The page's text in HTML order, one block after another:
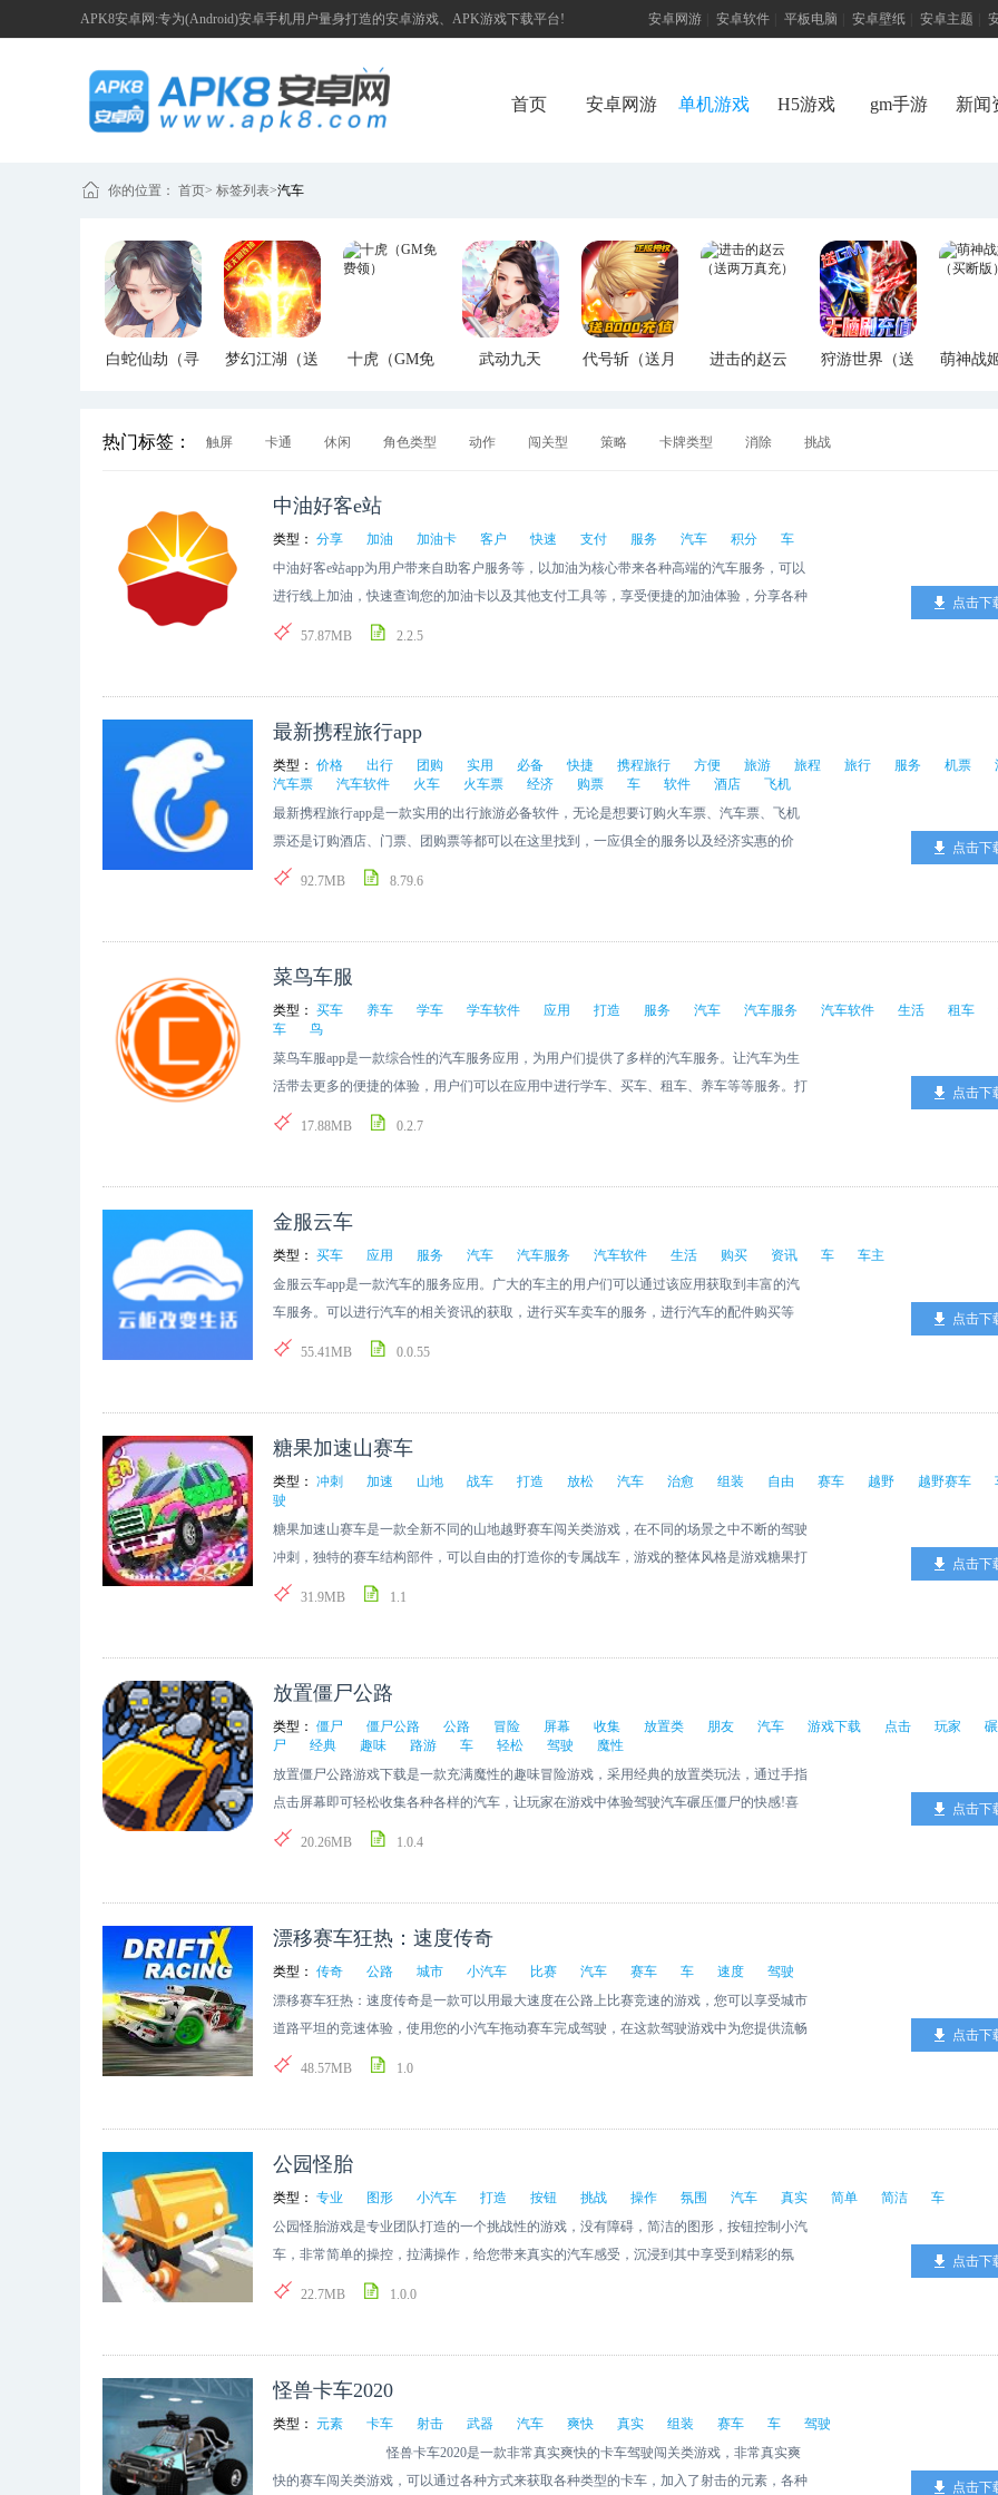
APK8安卓网:专为(Android)安卓手机用户量身打造的安卓游戏、APK游戏下载平台! 安卓网游 安卓软件 平板电脑 安卓壁纸 安卓主题
首页 安卓网游 单机游戏 H5游戏 gm手游 新闻
你的位置： 首页> 标签列表>汽车
白蛇仙劫（寻
梦幻江湖（送
十虎（GM免
武动九天
代号斩（送月
进击的赵云
狩游世界（送
萌神战
热门标签： 触屏 卡通 休闲 角色类型 动作 闯关型 策略 卡牌类型 消除 挑战
中油好客e站
类型： 分享 加油 加油卡 客户 快速 支付 服务 汽车 积分
车
中油好客e站app为用户带来自助客户服务等，以加油为核心带来各种高端的汽车服务，可以
进行线上加油，快速查询您的加油卡以及其他支付工具等，享受便捷的加油体验，分享各种
积分兑换高端服务，提升加油技巧。
57.87MB 2.2.5
点击下
最新携程旅行app
类型： 价格 出行 团购 实用 必备 快捷 携程旅行 方便 旅游 旅程 旅行 服务 机票
汽车票
汽车软件 火车 火车票 经济 购票 车 软件 酒店
飞机
最新携程旅行app是一款实用的出行旅游必备软件，无论是想要订购火车票、汽车票、飞机
票还是订购酒店、门票、团购票等都可以在这里找到，一应俱全的服务以及经济实惠的价
格，为您带来一站式服务，在携程旅行来一场说走就走的旅程吧，使用写成旅行快捷出行方
92.7MB 8.79.6
点击下
菜鸟车服
类型： 买车 养车 学车 学车软件 应用 打造 服务 汽车 汽车服务 汽车软件 生活 租车
车
鸟
菜鸟车服app是一款综合性的汽车服务应用，为用户们提供了多样的汽车服务。让汽车为生
活带去更多的便捷的体验，用户们可以在应用中进行学车、买车、租车、养车等等服务。打
造优质的用车生活哦，欢迎来下载使用吧。
17.88MB 0.2.7
点击下
金服云车
类型： 买车 应用 服务 汽车 汽车服务 汽车软件 生活 购买 资讯 车
车主
金服云车app是一款汽车的服务应用。广大的车主的用户们可以通过该应用获取到丰富的汽
车服务。可以进行汽车的相关资讯的获取，进行买车卖车的服务，进行汽车的配件购买等
等，轻松搞定你的用车生活。
55.41MB 0.0.55
点击下
糖果加速山赛车
类型： 冲刺 加速 山地 战车 打造 放松 汽车 治愈 组装 自由 赛车 越野 越野赛车
驶
糖果加速山赛车是一款全新不同的山地越野赛车闯关类游戏，在不同的场景之中不断的驾驶
冲刺，独特的赛车结构部件，可以自由的打造你的专属战车，游戏的整体风格是游戏糖果打
造的，甚至汽车都是各种糖果组装的，很治愈和放松。
31.9MB 1.1
点击下
放置僵尸公路
类型： 僵尸 僵尸公路 公路 冒险 屏幕 收集 放置类 朋友 汽车 游戏下载 点击 玩家
尸
经典 趣味 路游 车 轻松 驾驶
魔性
放置僵尸公路游戏下载是一款充满魔性的趣味冒险游戏，采用经典的放置类玩法，通过手指
点击屏幕即可轻松收集各种各样的汽车，让玩家在游戏中体验驾驶汽车碾压僵尸的快感!喜
欢的朋友们快来下载吧。
20.26MB 1.0.4
点击下
漂移赛车狂热：速度传奇
类型： 传奇 公路 城市 小汽车 比赛 汽车 赛车 车 速度
驾驶
漂移赛车狂热：速度传奇是一款可以用最大速度在公路上比赛竞速的游戏，您可以享受城市
道路平坦的竞速体验，使用您的小汽车拖动赛车完成驾驶，在这款驾驶游戏中为您提供流畅
的控制和平稳驾驶！
48.57MB 1.0
点击下
公园怪胎
类型： 专业 图形 小汽车 打造 按钮 挑战 操作 氛围 汽车 真实 简单 简洁
车
公园怪胎游戏是专业团队打造的一个挑战性的游戏，没有障碍，简洁的图形，按钮控制小汽
车，非常简单的操控，拉满操作，给您带来真实的汽车感受，沉浸到其中享受到精彩的氛
围，还有更多复杂水平的挑战。
22.7MB 1.0.0
点击下
怪兽卡车2020
类型： 元素 卡车 射击 武器 汽车 爽快 真实 组装 赛车 车
驾驶
怪兽卡车2020是一款非常真实爽快的卡车驾驶闯关类游戏，非常真实爽
快的赛车闯关类游戏，可以通过各种方式来获取各种类型的卡车，加入了射击的元素，各种
点击下